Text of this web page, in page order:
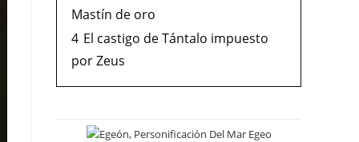
Mastín de oro
4 El castigo de Tántalo impuesto
por Zeus